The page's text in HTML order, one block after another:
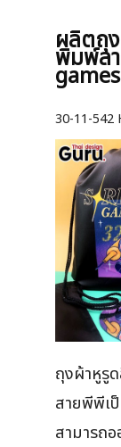
ผลิตถุ
พิมพ์ล
games
30-11-542
ถุงผ้าหูรู
สายพีพีเ
สามารถอ